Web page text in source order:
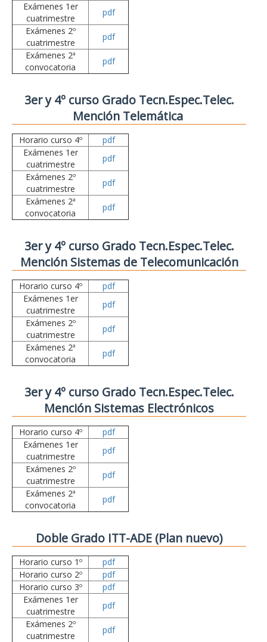
Exámenes 1er
cuatrimestre
pdf
Exámenes 2º
cuatrimestre
pdf
Exámenes 2ª
convocatoria
pdf
3er y 4º curso Grado Tecn.Espec.Telec.
Mención Telemática
Horario curso 4º
pdf
Exámenes 1er
cuatrimestre
pdf
Exámenes 2º
cuatrimestre
pdf
Exámenes 2ª
convocatoria
pdf
3er y 4º curso Grado Tecn.Espec.Telec.
Mención Sistemas de Telecomunicación
Horario curso 4º
pdf
Exámenes 1er
cuatrimestre
pdf
Exámenes 2º
cuatrimestre
pdf
Exámenes 2ª
convocatoria
pdf
3er y 4º curso Grado Tecn.Espec.Telec.
Mención Sistemas Electrónicos
Horario curso 4º
pdf
Exámenes 1er
cuatrimestre
pdf
Exámenes 2º
cuatrimestre
pdf
Exámenes 2ª
convocatoria
pdf
Doble Grado ITT-ADE (Plan nuevo)
Horario curso 1º
pdf
Horario curso 2º
pdf
Horario curso 3º
pdf
Exámenes 1er
cuatrimestre
pdf
Exámenes 2º
cuatrimestre
pdf